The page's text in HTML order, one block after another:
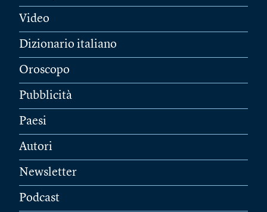
Video
Dizionario italiano
Oroscopo
Pubblicità
Paesi
Autori
Newsletter
Podcast